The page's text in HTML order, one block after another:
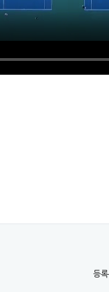
등